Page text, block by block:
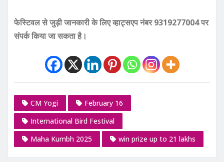
फेस्टिवल से जुड़ी जानकारी के लिए व्हाट्सएप नंबर 9319277004 पर
संपर्क किया जा सकता है।
CM Yogi
February 16
International Bird Festival
Maha Kumbh 2025
win prize up to 21 lakhs